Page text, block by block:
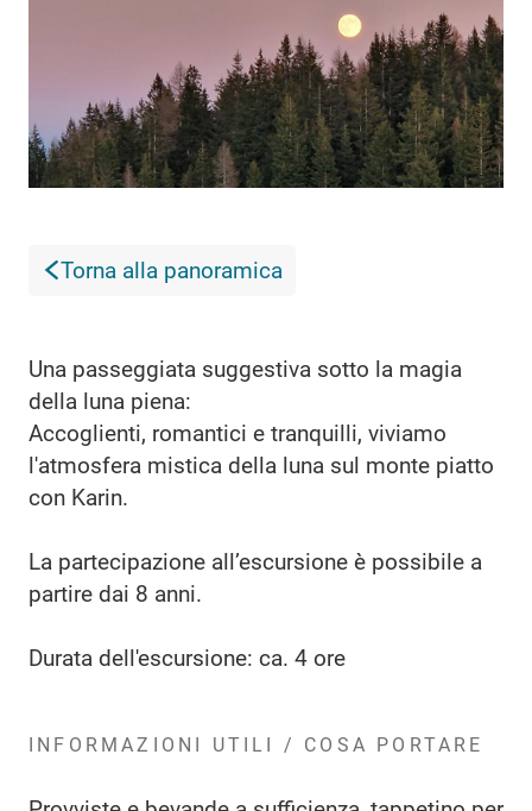
Torna alla panoramica
Una passeggiata suggestiva sotto la magia
della luna piena:
Accoglienti, romantici e tranquilli, viviamo
l'atmosfera mistica della luna sul monte piatto
con Karin.
La partecipazione all’escursione è possibile a
partire dai 8 anni.
Durata dell'escursione: ca. 4 ore
INFORMAZIONI UTILI / COSA PORTARE